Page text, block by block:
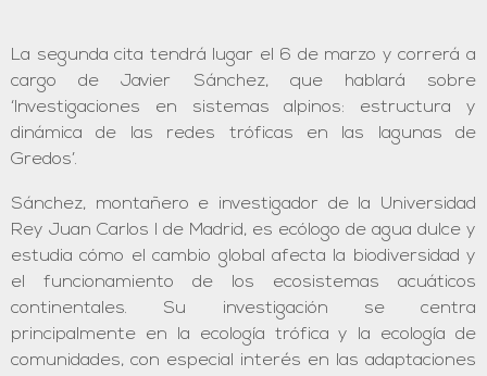
La segunda cita tendrá lugar el 6 de marzo y correrá a
cargo de Javier Sánchez, que hablará sobre
‘Investigaciones en sistemas alpinos: estructura y
dinámica de las redes tróficas en las lagunas de
Gredos’.
Sánchez, montañero e investigador de la Universidad
Rey Juan Carlos I de Madrid, es ecólogo de agua dulce y
estudia cómo el cambio global afecta la biodiversidad y
el funcionamiento de los ecosistemas acuáticos
continentales. Su investigación se centra
principalmente en la ecología trófica y la ecología de
comunidades, con especial interés en las adaptaciones